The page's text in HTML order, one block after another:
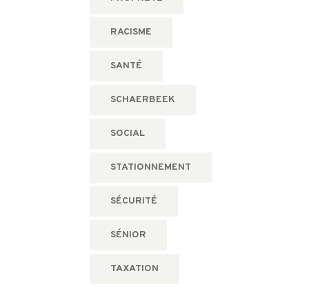
RACISME
SANTÉ
SCHAERBEEK
SOCIAL
STATIONNEMENT
SÉCURITÉ
SÉNIOR
TAXATION